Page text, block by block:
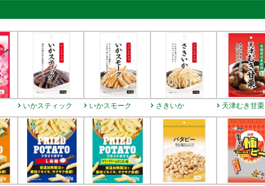
いかスティック いかスモーク さきいか 天津むき甘栗